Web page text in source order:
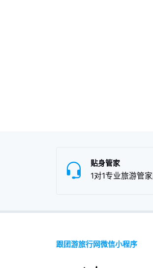
贴身管家
1对1专业旅游管
跟团游旅行网微信小程序